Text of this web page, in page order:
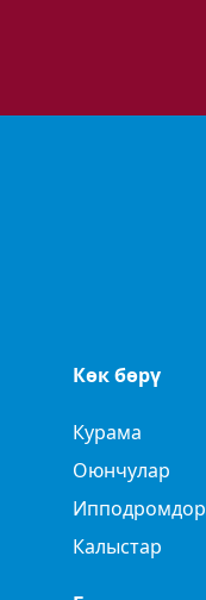
Көк бөрү
Курама
Оюнчулар
Ипподромдор
Калыстар